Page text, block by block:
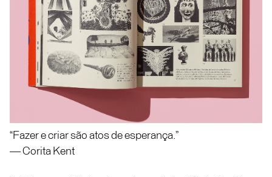
“Fazer e criar são atos de esperança.”
— Corita Kent